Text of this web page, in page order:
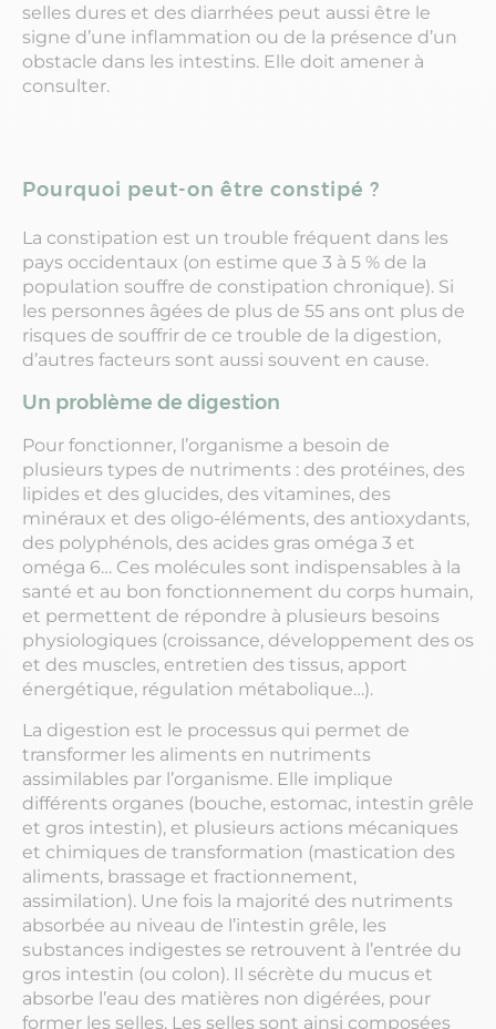
selles dures et des diarrhées peut aussi être le
signe d’une inflammation ou de la présence d’un
obstacle dans les intestins. Elle doit amener à
consulter.
Pourquoi peut-on être constipé ?
La constipation est un trouble fréquent dans les
pays occidentaux (on estime que 3 à 5 % de la
population souffre de constipation chronique). Si
les personnes âgées de plus de 55 ans ont plus de
risques de souffrir de ce trouble de la digestion,
d’autres facteurs sont aussi souvent en cause.
Un problème de digestion
Pour fonctionner, l’organisme a besoin de
plusieurs types de nutriments : des protéines, des
lipides et des glucides, des vitamines, des
minéraux et des oligo-éléments, des antioxydants,
des polyphénols, des acides gras oméga 3 et
oméga 6… Ces molécules sont indispensables à la
santé et au bon fonctionnement du corps humain,
et permettent de répondre à plusieurs besoins
physiologiques (croissance, développement des os
et des muscles, entretien des tissus, apport
énergétique, régulation métabolique…).
La digestion est le processus qui permet de
transformer les aliments en nutriments
assimilables par l’organisme. Elle implique
différents organes (bouche, estomac, intestin grêle
et gros intestin), et plusieurs actions mécaniques
et chimiques de transformation (mastication des
aliments, brassage et fractionnement,
assimilation). Une fois la majorité des nutriments
absorbée au niveau de l’intestin grêle, les
substances indigestes se retrouvent à l’entrée du
gros intestin (ou colon). Il sécrète du mucus et
absorbe l’eau des matières non digérées, pour
former les selles. Les selles sont ainsi composées